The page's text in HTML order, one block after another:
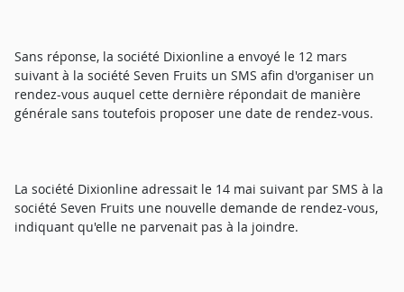
Sans réponse, la société Dixionline a envoyé le 12 mars
suivant à la société Seven Fruits un SMS afin d'organiser un
rendez-vous auquel cette dernière répondait de manière
générale sans toutefois proposer une date de rendez-vous.
La société Dixionline adressait le 14 mai suivant par SMS à la
société Seven Fruits une nouvelle demande de rendez-vous,
indiquant qu'elle ne parvenait pas à la joindre.